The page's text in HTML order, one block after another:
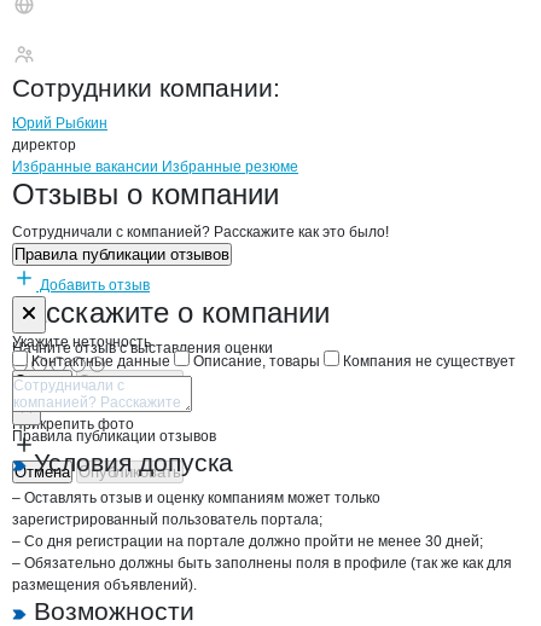
Сотрудники компании:
Юрий Рыбкин
директор
Брендыкомпани Рыбкин Ю.Ф.
Вакансии вРыбкин Ю.Ф.
Избранные вакансии Избранные резюме
Новости oРыбкин Ю.Ф., ИП
Отзывы о компании
Сотрудничали с компанией? Расскажите как это было!
Правила публикации отзывов
Добавить отзыв
Расскажите о компании
Начните отзыв с выставления оценки
Прикрепить фото
Отмена Опубликовать
Форма обратной связи о неточностях
Укажите неточность
Контактные данные
Описание, товары Компания не существует
Отмена Опубликовать
Правила публикации отзывов
Условия допуска
– Оставлять отзыв и оценку компаниям может только
зарегистрированный пользователь портала;
– Со дня регистрации на портале должно пройти не менее 30 дней;
– Обязательно должны быть заполнены поля в профиле (так же как для
размещения объявлений).
Возможности